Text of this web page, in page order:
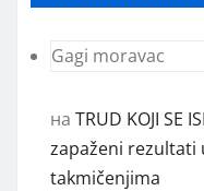
Gagi moravac
на TRUD KOJI SE
zapaženi rezultati
takmičenjima